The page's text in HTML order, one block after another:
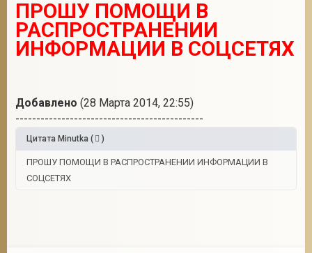
ПРОШУ ПОМОЩИ В
РАСПРОСТРАНЕНИИ
ИНФОРМАЦИИ В СОЦСЕТЯХ
Добавлено (28 Марта 2014, 22:55)
---------------------------------------------
Цитата Minutka ( )
ПРОШУ ПОМОЩИ В РАСПРОСТРАНЕНИИ ИНФОРМАЦИИ В
СОЦСЕТЯХ